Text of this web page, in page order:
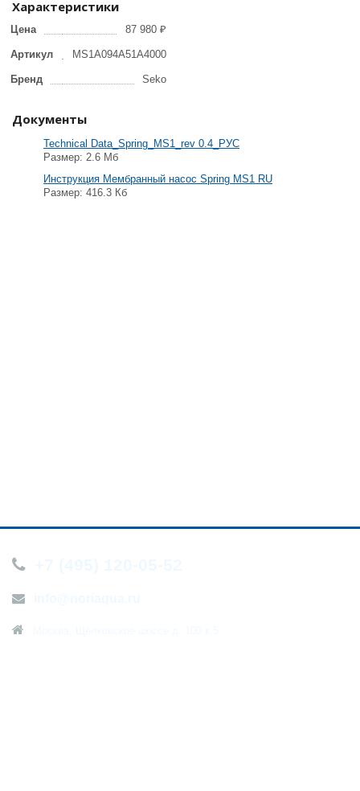
Характеристики
Цена 87 980 ₽
Артикул MS1A094A51A4000
Бренд Seko
Документы
Technical Data_Spring_MS1_rev 0.4_РУС
Размер: 2.6 Мб
Инструкция Мембранный насос Spring MS1 RU
Размер: 416.3 Кб